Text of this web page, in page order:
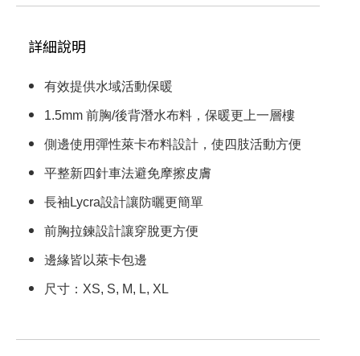
貨，每筆運費NT$100
滿NT$1000(含以上)免運費
蘭嶼地區)取貨，每筆運費NT$100
滿NT$1000(含以上)免運費
筆運費NT$250
滿NT$9999999(含以上)免運費
您聯絡)取貨，每筆運費NT$2147483647
詳細說明
有效提供水域活動保暖
1.5mm 前胸/後背潛水布料，保暖更上一層樓
側邊使用彈性萊卡布料設計，使四肢活動方便
平整新四針車法避免摩擦皮膚
長袖Lycra設計讓防曬更簡單
前胸拉鍊設計讓穿脫更方便
邊緣皆以萊卡包邊
尺寸：XS, S, M, L, XL